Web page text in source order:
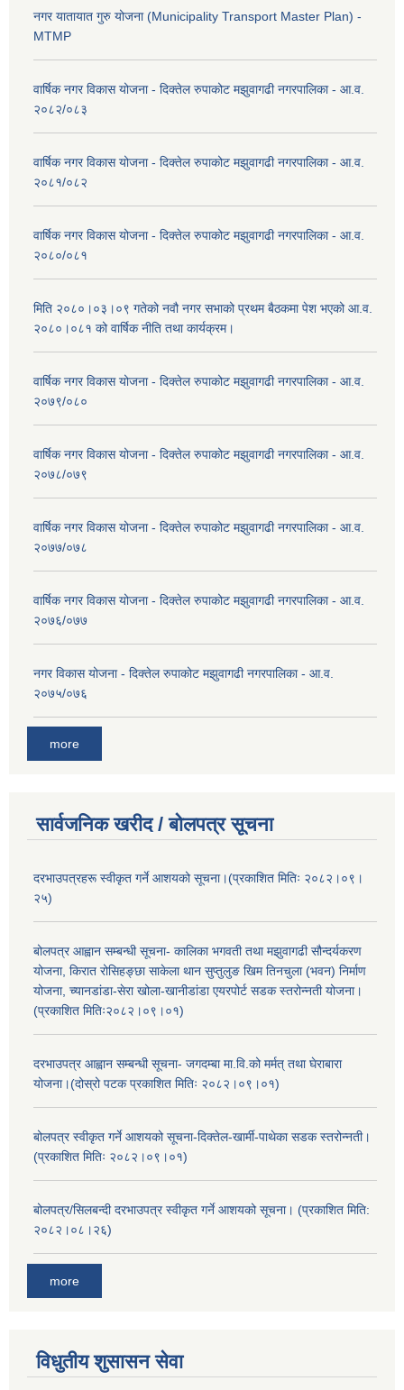
नगर यातायात गुरु योजना (Municipality Transport Master Plan) -
MTMP
वार्षिक नगर विकास योजना - दिक्तेल रुपाकोट मझुवागढी नगरपालिका - आ.व.
२०८२/०८३
वार्षिक नगर विकास योजना - दिक्तेल रुपाकोट मझुवागढी नगरपालिका - आ.व.
२०८१/०८२
वार्षिक नगर विकास योजना - दिक्तेल रुपाकोट मझुवागढी नगरपालिका - आ.व.
२०८०/०८१
मिति २०८०।०३।०९ गतेको नवौ नगर सभाको प्रथम बैठकमा पेश भएको आ.व.
२०८०।०८१ को वार्षिक नीति तथा कार्यक्रम।
वार्षिक नगर विकास योजना - दिक्तेल रुपाकोट मझुवागढी नगरपालिका - आ.व.
२०७९/०८०
वार्षिक नगर विकास योजना - दिक्तेल रुपाकोट मझुवागढी नगरपालिका - आ.व.
२०७८/०७९
वार्षिक नगर विकास योजना - दिक्तेल रुपाकोट मझुवागढी नगरपालिका - आ.व.
२०७७/०७८
वार्षिक नगर विकास योजना - दिक्तेल रुपाकोट मझुवागढी नगरपालिका - आ.व.
२०७६/०७७
नगर विकास योजना - दिक्तेल रुपाकोट मझुवागढी नगरपालिका - आ.व.
२०७५/०७६
more
सार्वजनिक खरीद / बोलपत्र सूचना
दरभाउपत्रहरू स्वीकृत गर्ने आशयको सूचना।(प्रकाशित मितिः २०८२।०९।
२५)
बोलपत्र आह्वान सम्बन्धी सूचना- कालिका भगवती तथा मझुवागढी सौन्दर्यकरण
योजना, किरात रोसिहङ्छा साकेला थान सुप्तुलुङ खिम तिनचुला (भवन) निर्माण
योजना, च्यानडांडा-सेरा खोला-खानीडांडा एयरपोर्ट सडक स्तरोन्नती योजना।
(प्रकाशित मितिः२०८२।०९।०१)
दरभाउपत्र आह्वान सम्बन्धी सूचना- जगदम्बा मा.वि.को मर्मत् तथा घेराबारा
योजना।(दोस्रो पटक प्रकाशित मितिः २०८२।०९।०१)
बोलपत्र स्वीकृत गर्ने आशयको सूचना-दिक्तेल-खार्मी-पाथेका सडक स्तरोन्नती।
(प्रकाशित मितिः २०८२।०९।०१)
बोलपत्र/सिलबन्दी दरभाउपत्र स्वीकृत गर्ने आशयको सूचना। (प्रकाशित मिति:
२०८२।०८।२६)
more
विधुतीय शुसासन सेवा